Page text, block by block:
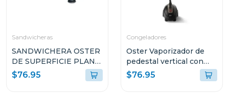
Sandwicheras
SANDWICHERA OSTER
DE SUPERFICIE PLANA
ANTI-ADHERENTE
CKSTSM3884
$76.95
Congeladores
Oster Vaporizador de
pedestal vertical con
gancho de pantalon
$76.95